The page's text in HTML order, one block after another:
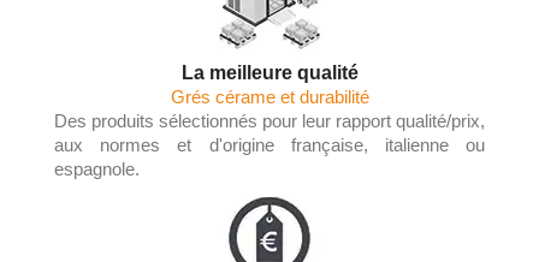
La meilleure qualité
Grés cérame et durabilité
Des produits sélectionnés pour leur rapport qualité/prix,
aux normes et d'origine française, italienne ou
espagnole.